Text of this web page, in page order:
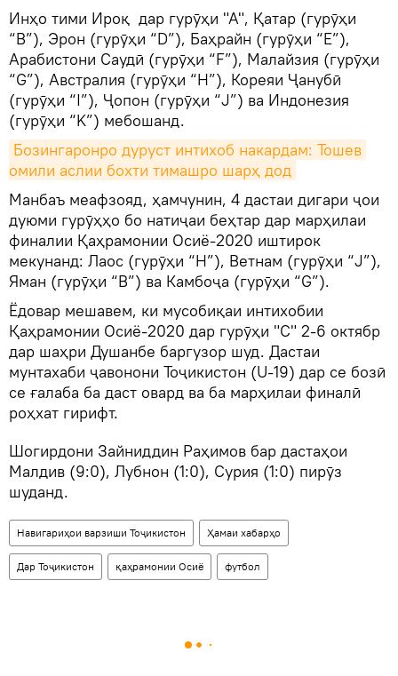
Инҳо тими Ироқ дар гурӯҳи "А", Қатар (гурӯҳи
“В”), Эрон (гурӯҳи “D”), Баҳрайн (гурӯҳи “Е”),
Арабистони Саудӣ (гурӯҳи “F”), Малайзия (гурӯҳи
“G”), Австралия (гурӯҳи “Н”), Кореяи Ҷанубӣ
(гурӯҳи “I”), Ҷопон (гурӯҳи “J”) ва Индонезия
(гурӯҳи “K”) мебошанд.
Бозингаронро дуруст интихоб накардам: Тошев
омили аслии бохти тимашро шарҳ дод
Манбаъ меафзояд, ҳамчунин, 4 дастаи дигари ҷои
дуюми гурӯҳҳо бо натиҷаи беҳтар дар марҳилаи
финалии Қаҳрамонии Осиё-2020 иштирок
мекунанд: Лаос (гурӯҳи “Н”), Ветнам (гурӯҳи “J”),
Яман (гурӯҳи “В”) ва Камбоҷа (гурӯҳи “G”).
Ёдовар мешавем, ки мусобиқаи интихобии
Қаҳрамонии Осиё-2020 дар гурӯҳи "С" 2-6 октябр
дар шаҳри Душанбе баргузор шуд. Дастаи
мунтахаби ҷавонони Тоҷикистон (U-19) дар се бозӣ
се ғалаба ба даст овард ва ба марҳилаи финалӣ
роҳхат гирифт.
Шогирдони Зайниддин Раҳимов бар дастаҳои
Малдив (9:0), Лубнон (1:0), Сурия (1:0) пирӯз
шуданд.
Навигариҳои варзиши Тоҷикистон Ҳамаи хабарҳо
Дар Тоҷикистон қаҳрамонии Осиё футбол